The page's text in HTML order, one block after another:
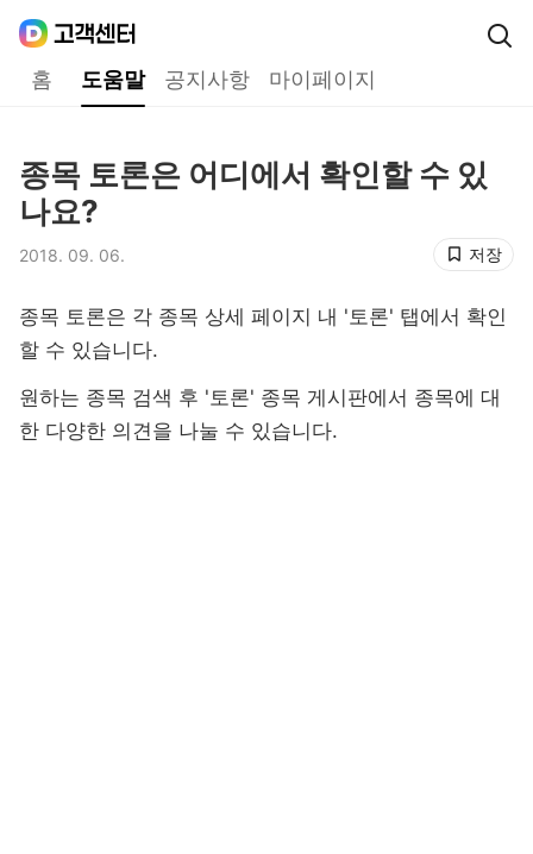
홈 도움말 공지사항 마이페이지
종목 토론은 어디에서 확인할 수 있
나요?
저장
2018. 09. 06.
종목 토론은 각 종목 상세 페이지 내 '토론' 탭에서 확인
할 수 있습니다.
원하는 종목 검색 후 '토론' 종목 게시판에서 종목에 대
한 다양한 의견을 나눌 수 있습니다.